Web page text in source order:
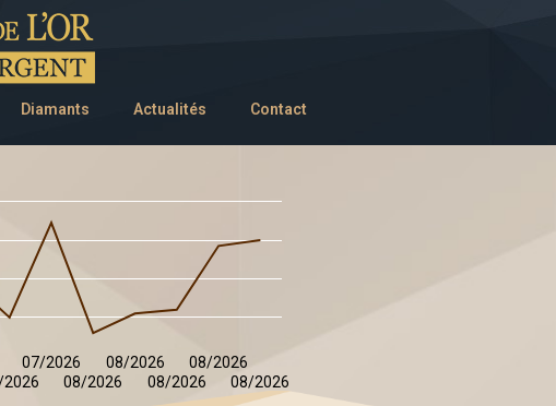
Diamants Actualités Contact
07/2026
08/2026
08/2026
08/2026
08/2026
08/2026